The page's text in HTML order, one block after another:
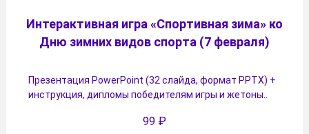
Интерактивная игра «Спортивная зима» ко
Дню зимних видов спорта (7 февраля)
Презентация PowerPoint (32 слайда, формат PPTX) +
инструкция, дипломы победителям игры и жетоны..
99 ₽